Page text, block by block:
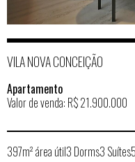
VILA NOVA CONCEIÇÃO
Apartamento
Valor de venda: R$ 21.900.000
397m² área útil3 Dorms3 Suítes